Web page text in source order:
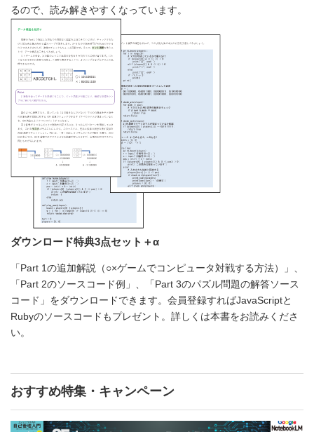
るので、読み解きやすくなっています。
ダウンロード特典3点セット＋α
「Part 1の追加解説（○×ゲームでコンピュータ対戦する方法）」、
「Part 2のソースコード例」、「Part 3のパズル問題の解答ソース
コード」をダウンロードできます。会員登録すればJavaScriptと
Rubyのソースコードもプレゼント。詳しくは本書をお読みくださ
い。
おすすめ特集・キャンペーン